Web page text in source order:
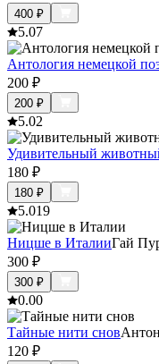
400 ₽
5.07
Антология немецкой
200 ₽
200 ₽
5.02
Удивительный
180 ₽
180 ₽
5.019
Ницше в ИталииГай
300 ₽
300 ₽
0.00
Тайные нити снов
120 ₽